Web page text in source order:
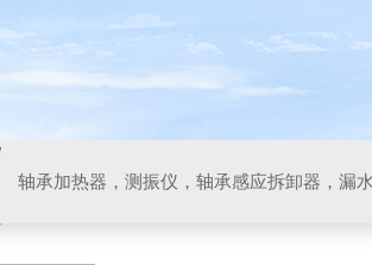
轴承加热器，测振仪，轴承感应拆卸器，漏